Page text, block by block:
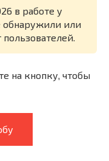
в работе у
или
на кнопку, чтобы